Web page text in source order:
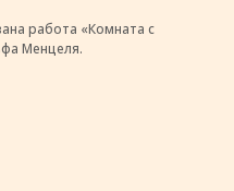
работа «Комната с
Менцеля.